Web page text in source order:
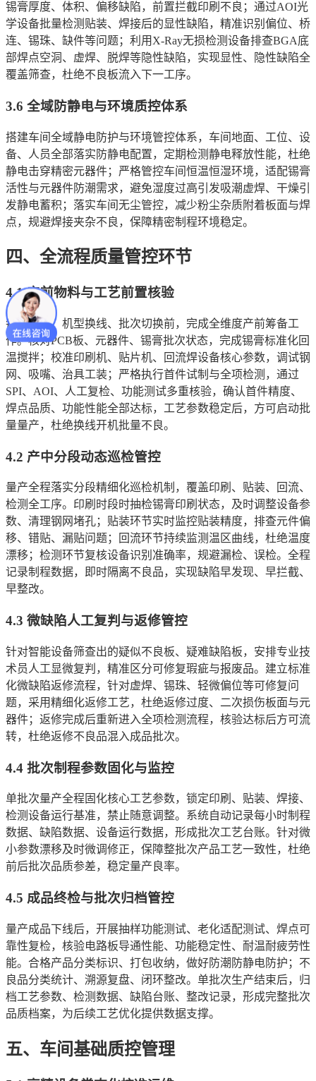
锡膏厚度、体积、偏移缺陷，前置拦截印刷不良；通过AOI光
学设备批量检测贴装、焊接后的显性缺陷，精准识别偏位、桥
连、锡珠、缺件等问题；利用X-Ray无损检测设备排查BGA底
部焊点空洞、虚焊、脱焊等隐性缺陷，实现显性、隐性缺陷全
覆盖筛查，杜绝不良板流入下一工序。
3.6 全域防静电与环境质控体系
搭建车间全域静电防护与环境管控体系，车间地面、工位、设
备、人员全部落实防静电配置，定期检测静电释放性能，杜绝
静电击穿精密元器件；严格管控车间恒温恒湿环境，适配锡膏
活性与元器件防潮需求，避免湿度过高引发吸潮虚焊、干燥引
发静电蓄积；落实车间无尘管控，减少粉尘杂质附着板面与焊
点，规避焊接夹杂不良，保障精密制程环境稳定。
四、全流程质量管控环节
4.1 产前物料与工艺前置核验
每日开机、机型换线、批次切换前，完成全维度产前筹备工
作。核对PCB板、元器件、锡膏批次状态，完成锡膏标准化回
温搅拌；校准印刷机、贴片机、回流焊设备核心参数，调试钢
网、吸嘴、治具工装；严格执行首件试制与全项检测，通过
SPI、AOI、人工复检、功能测试多重核验，确认首件精度、
焊点品质、功能性能全部达标，工艺参数稳定后，方可启动批
量量产，杜绝换线开机批量不良。
4.2 产中分段动态巡检管控
量产全程落实分段精细化巡检机制，覆盖印刷、贴装、回流、
检测全工序。印刷时段时抽检锡膏印刷状态，及时调整设备参
数、清理钢网堵孔；贴装环节实时监控贴装精度，排查元件偏
移、错贴、漏贴问题；回流环节持续监测温区曲线，杜绝温度
漂移；检测环节复核设备识别准确率，规避漏检、误检。全程
记录制程数据，即时隔离不良品，实现缺陷早发现、早拦截、
早整改。
4.3 微缺陷人工复判与返修管控
针对智能设备筛查出的疑似不良板、疑难缺陷板，安排专业技
术员人工显微复判，精准区分可修复瑕疵与报废品。建立标准
化微缺陷返修流程，针对虚焊、锡珠、轻微偏位等可修复问
题，采用精细化返修工艺，杜绝返修过度、二次损伤板面与元
器件；返修完成后重新进入全项检测流程，核验达标后方可流
转，杜绝返修不良品混入成品批次。
4.4 批次制程参数固化与监控
单批次量产全程固化核心工艺参数，锁定印刷、贴装、焊接、
检测设备运行基准，禁止随意调整。系统自动记录每小时制程
数据、缺陷数据、设备运行数据，形成批次工艺台账。针对微
小参数漂移及时微调修正，保障整批次产品工艺一致性，杜绝
前后批次品质参差，稳定量产良率。
4.5 成品终检与批次归档管控
量产成品下线后，开展抽样功能测试、老化适配测试、焊点可
靠性复检，核验电路板导通性能、功能稳定性、耐温耐疲劳性
能。合格产品分类标识、打包收纳，做好防潮防静电防护；不
良品分类统计、溯源复盘、闭环整改。单批次生产结束后，归
档工艺参数、检测数据、缺陷台账、整改记录，形成完整批次
品质档案，为后续工艺优化提供数据支撑。
五、车间基础质控管理